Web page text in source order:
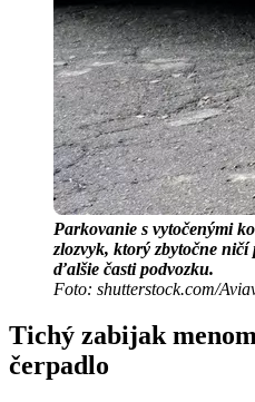
Parkovanie s vytočenými
zlozvyk, ktorý zbytočne
ďalšie časti podvozku.
Foto: shutterstock.com/
Tichý zabijak
čerpadlo